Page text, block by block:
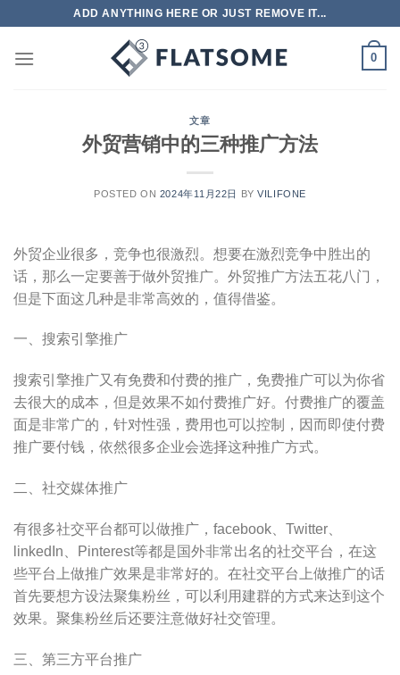
ADD ANYTHING HERE OR JUST REMOVE IT...
0
文章
外贸营销中的三种推广方法
POSTED ON 2024年11月22日 BYVILIFONE
外贸企业很多，竞争也很激烈。想要在激烈竞争中胜出的
话，那么一定要善于做外贸推广。外贸推广方法五花八门，
但是下面这几种是非常高效的，值得借鉴。
一、搜索引擎推广
搜索引擎推广又有免费和付费的推广，免费推广可以为你省
去很大的成本，但是效果不如付费推广好。付费推广的覆盖
面是非常广的，针对性强，费用也可以控制，因而即使付费
推广要付钱，依然很多企业会选择这种推广方式。
二、社交媒体推广
有很多社交平台都可以做推广，facebook、Twitter、
linkedIn、Pinterest等都是国外非常出名的社交平台，在这
些平台上做推广效果是非常好的。在社交平台上做推广的话
首先要想方设法聚集粉丝，可以利用建群的方式来达到这个
效果。聚集粉丝后还要注意做好社交管理。
三、第三方平台推广